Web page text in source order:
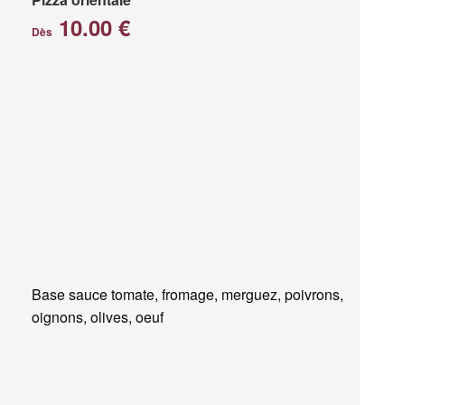
Dès 10.00 €
Base sauce tomate, fromage, merguez, poivrons,
oignons, olives, oeuf